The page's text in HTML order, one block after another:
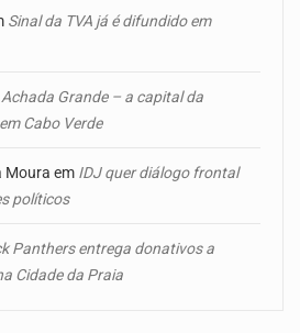
Sinal da TVA já é difundido em
Achada Grande – a capital da
Cabo Verde
Moura em IDJ quer diálogo frontal
políticos
Panthers entrega donativos a
Cidade da Praia